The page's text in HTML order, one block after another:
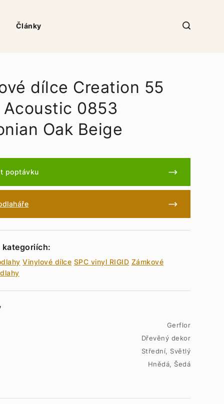
Články
dílce Creation 55
Acoustic 0853
Oak Beige
poptávku
kategoriích:
Vinylové dílce SPC vinyl RIGID Zámkové
Gerflor
Dřevěný dekor
Střední, Světlý
Hnědá, Šedá